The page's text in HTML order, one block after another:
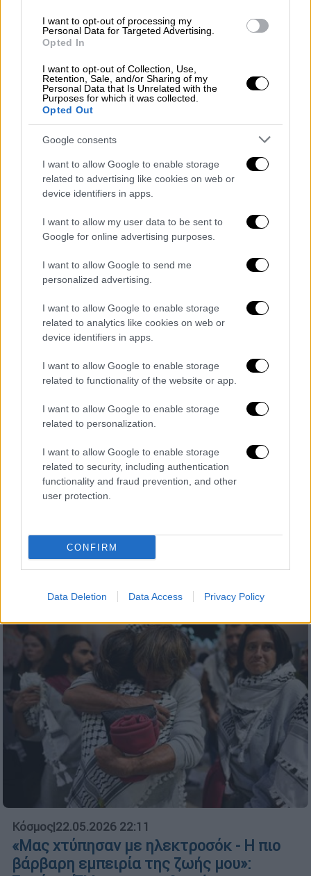
I want to opt-out of processing my
Personal Data for Targeted Advertising.
Opted In
I want to opt-out of Collection, Use,
Retention, Sale, and/or Sharing of my
Personal Data that Is Unrelated with the
Purposes for which it was collected.
Opted Out
Google consents
I want to allow Google to enable storage
related to advertising like cookies on web or
device identifiers in apps.
I want to allow my user data to be sent to
Google for online advertising purposes.
I want to allow Google to send me
personalized advertising.
I want to allow Google to enable storage
related to analytics like cookies on web or
device identifiers in apps.
I want to allow Google to enable storage
related to functionality of the website or app.
I want to allow Google to enable storage
related to personalization.
I want to allow Google to enable storage
related to security, including authentication
functionality and fraud prevention, and other
user protection.
CONFIRM
Data Deletion Data Access Privacy Policy
Ελλάδα|22.05.2026 22:43
Μεγαλώνει η αίθουσα για τη δίκη των
Τεμπών στο «Γαιόπολις» - Οι αλλαγές με
τη νέα κάτοψη
Aυξάνεται στα 452,01 τ.μ., την ώρα που στο
ξεκίνημα της διαδικασίας, στις 23 Μαρτίου,
ο χώρος ήταν μόλις 283,75 τ.μ.
Ελλάδα|22.05.2026 22:29
Κρήτη: Στη φυλακή οι δύο
κατηγορούμενοι της οικογενειακής
Προφυλακιστέοι κρίθηκαν οι δύο από τους
τρεις κατηγορουμένους για την εγκληματική
οργάνωση στα Βορίζια
Κόσμος|22.05.2026 22:11
«Μας χτύπησαν με ηλεκτροσόκ - Η πιο
βάρβαρη εμπειρία της ζωής μου»: